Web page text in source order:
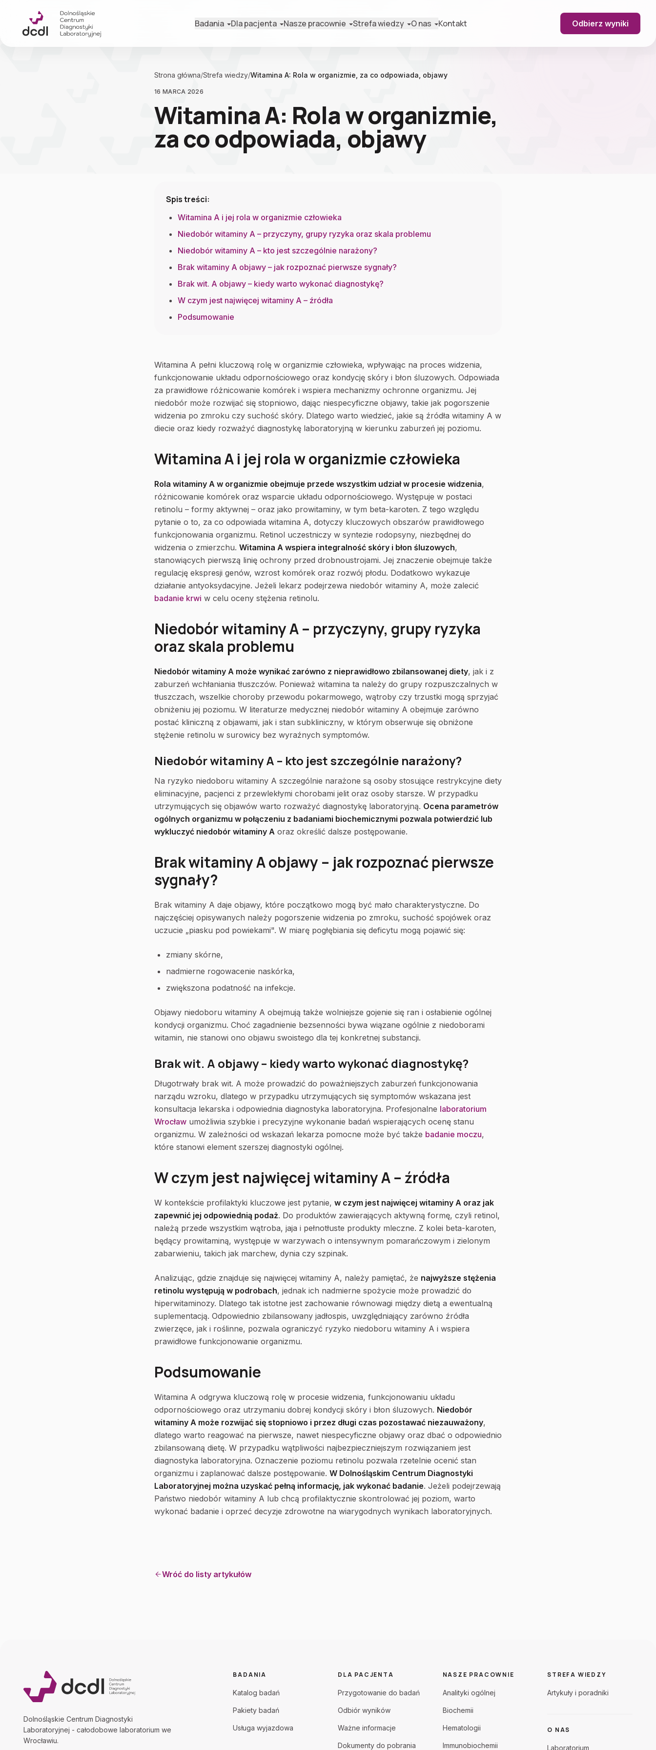
Badania Dla pacjenta Nasze pracownie Strefa wiedzy O nas Kontakt Odbierz wyniki
Strona główna/Strefa wiedzy/Witamina A: Rola w organizmie, za co odpowiada, objawy
16 MARCA 2026
Witamina A: Rola w organizmie,
za co odpowiada, objawy
Spis treści:
Witamina A i jej rola w organizmie człowieka
Niedobór witaminy A – przyczyny, grupy ryzyka oraz skala problemu
Niedobór witaminy A – kto jest szczególnie narażony?
Brak witaminy A objawy – jak rozpoznać pierwsze sygnały?
Brak wit. A objawy – kiedy warto wykonać diagnostykę?
W czym jest najwięcej witaminy A – źródła
Podsumowanie
Witamina A pełni kluczową rolę w organizmie człowieka, wpływając na proces widzenia,
funkcjonowanie układu odpornościowego oraz kondycję skóry i błon śluzowych. Odpowiada
za prawidłowe różnicowanie komórek i wspiera mechanizmy ochronne organizmu. Jej
niedobór może rozwijać się stopniowo, dając niespecyficzne objawy, takie jak pogorszenie
widzenia po zmroku czy suchość skóry. Dlatego warto wiedzieć, jakie są źródła witaminy A w
diecie oraz kiedy rozważyć diagnostykę laboratoryjną w kierunku zaburzeń jej poziomu.
Witamina A i jej rola w organizmie człowieka
Rola witaminy A w organizmie obejmuje przede wszystkim udział w procesie widzenia,
różnicowanie komórek oraz wsparcie układu odpornościowego. Występuje w postaci
retinolu – formy aktywnej – oraz jako prowitaminy, w tym beta-karoten. Z tego względu
pytanie o to, za co odpowiada witamina A, dotyczy kluczowych obszarów prawidłowego
funkcjonowania organizmu. Retinol uczestniczy w syntezie rodopsyny, niezbędnej do
widzenia o zmierzchu. Witamina A wspiera integralność skóry i błon śluzowych,
stanowiących pierwszą linię ochrony przed drobnoustrojami. Jej znaczenie obejmuje także
regulację ekspresji genów, wzrost komórek oraz rozwój płodu. Dodatkowo wykazuje
działanie antyoksydacyjne. Jeżeli lekarz podejrzewa niedobór witaminy A, może zalecić
badanie krwi w celu oceny stężenia retinolu.
Niedobór witaminy A – przyczyny, grupy ryzyka
oraz skala problemu
Niedobór witaminy A może wynikać zarówno z nieprawidłowo zbilansowanej diety, jak i z
zaburzeń wchłaniania tłuszczów. Ponieważ witamina ta należy do grupy rozpuszczalnych w
tłuszczach, wszelkie choroby przewodu pokarmowego, wątroby czy trzustki mogą sprzyjać
obniżeniu jej poziomu. W literaturze medycznej niedobór witaminy A obejmuje zarówno
postać kliniczną z objawami, jak i stan subkliniczny, w którym obserwuje się obniżone
stężenie retinolu w surowicy bez wyraźnych symptomów.
Niedobór witaminy A – kto jest szczególnie narażony?
Na ryzyko niedoboru witaminy A szczególnie narażone są osoby stosujące restrykcyjne diety
eliminacyjne, pacjenci z przewlekłymi chorobami jelit oraz osoby starsze. W przypadku
utrzymujących się objawów warto rozważyć diagnostykę laboratoryjną. Ocena parametrów
ogólnych organizmu w połączeniu z badaniami biochemicznymi pozwala potwierdzić lub
wykluczyć niedobór witaminy A oraz określić dalsze postępowanie.
Brak witaminy A objawy – jak rozpoznać pierwsze
sygnały?
Brak witaminy A daje objawy, które początkowo mogą być mało charakterystyczne. Do
najczęściej opisywanych należy pogorszenie widzenia po zmroku, suchość spojówek oraz
uczucie „piasku pod powiekami". W miarę pogłębiania się deficytu mogą pojawić się:
zmiany skórne,
nadmierne rogowacenie naskórka,
zwiększona podatność na infekcje.
Objawy niedoboru witaminy A obejmują także wolniejsze gojenie się ran i osłabienie ogólnej
kondycji organizmu. Choć zagadnienie bezsenności bywa wiązane ogólnie z niedoborami
witamin, nie stanowi ono objawu swoistego dla tej konkretnej substancji.
Brak wit. A objawy – kiedy warto wykonać diagnostykę?
Długotrwały brak wit. A może prowadzić do poważniejszych zaburzeń funkcjonowania
narządu wzroku, dlatego w przypadku utrzymujących się symptomów wskazana jest
konsultacja lekarska i odpowiednia diagnostyka laboratoryjna. Profesjonalne laboratorium
Wrocław umożliwia szybkie i precyzyjne wykonanie badań wspierających ocenę stanu
organizmu. W zależności od wskazań lekarza pomocne może być także badanie moczu,
które stanowi element szerszej diagnostyki ogólnej.
W czym jest najwięcej witaminy A – źródła
W kontekście profilaktyki kluczowe jest pytanie, w czym jest najwięcej witaminy A oraz jak
zapewnić jej odpowiednią podaż. Do produktów zawierających aktywną formę, czyli retinol,
należą przede wszystkim wątroba, jaja i pełnotłuste produkty mleczne. Z kolei beta-karoten,
będący prowitaminą, występuje w warzywach o intensywnym pomarańczowym i zielonym
zabarwieniu, takich jak marchew, dynia czy szpinak.
Analizując, gdzie znajduje się najwięcej witaminy A, należy pamiętać, że najwyższe stężenia
retinolu występują w podrobach, jednak ich nadmierne spożycie może prowadzić do
hiperwitaminozy. Dlatego tak istotne jest zachowanie równowagi między dietą a ewentualną
suplementacją. Odpowiednio zbilansowany jadłospis, uwzględniający zarówno źródła
zwierzęce, jak i roślinne, pozwala ograniczyć ryzyko niedoboru witaminy A i wspiera
prawidłowe funkcjonowanie organizmu.
Podsumowanie
Witamina A odgrywa kluczową rolę w procesie widzenia, funkcjonowaniu układu
odpornościowego oraz utrzymaniu dobrej kondycji skóry i błon śluzowych. Niedobór
witaminy A może rozwijać się stopniowo i przez długi czas pozostawać niezauważony,
dlatego warto reagować na pierwsze, nawet niespecyficzne objawy oraz dbać o odpowiednio
zbilansowaną dietę. W przypadku wątpliwości najbezpieczniejszym rozwiązaniem jest
diagnostyka laboratoryjna. Oznaczenie poziomu retinolu pozwala rzetelnie ocenić stan
organizmu i zaplanować dalsze postępowanie. W Dolnośląskim Centrum Diagnostyki
Laboratoryjnej można uzyskać pełną informację, jak wykonać badanie. Jeżeli podejrzewają
Państwo niedobór witaminy A lub chcą profilaktycznie skontrolować jej poziom, warto
wykonać badanie i oprzeć decyzje zdrowotne na wiarygodnych wynikach laboratoryjnych.
Wróć do listy artykułów
Dolnośląskie Centrum Diagnostyki
Laboratoryjnej - całodobowe laboratorium we
Wrocławiu.
BADANIA
Katalog badań
Pakiety badań
Usługa wyjazdowa
DLA PACJENTA
Przygotowanie do badań
Odbiór wyników
Ważne informacje
Dokumenty do pobrania
NASZE PRACOWNIE
Analityki ogólnej
Biochemii
Hematologii
Immunobiochemii
STREFA WIEDZY
Artykuły i poradniki
O NAS
Laboratorium